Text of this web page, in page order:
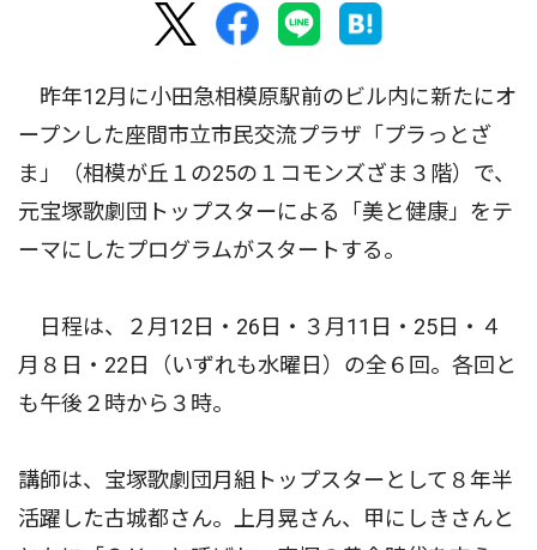
昨年12月に小田急相模原駅前のビル内に新たにオ
ープンした座間市立市民交流プラザ「プラっとざ
ま」（相模が丘１の25の１コモンズざま３階）で、
元宝塚歌劇団トップスターによる「美と健康」をテ
ーマにしたプログラムがスタートする。
日程は、２月12日・26日・３月11日・25日・４
月８日・22日（いずれも水曜日）の全６回。各回と
も午後２時から３時。
講師は、宝塚歌劇団月組トップスターとして８年半
活躍した古城都さん。上月晃さん、甲にしきさんと